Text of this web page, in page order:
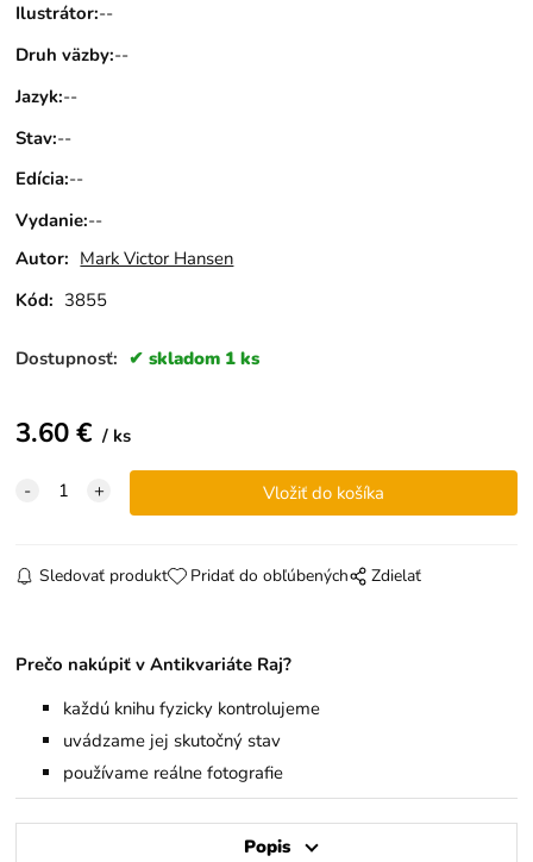
Ilustrátor:--
Druh väzby:--
Jazyk:--
Stav:--
Edícia:--
Vydanie:--
Autor: Mark Victor Hansen
Kód: 3855
Dostupnosť: skladom 1 ks
3.60€ ks
Sledovať produkt Pridať do obľúbených Zdielať
Prečo nakúpiť v Antikvariáte Raj?
každú knihu fyzicky kontrolujeme
uvádzame jej skutočný stav
používame reálne fotografie
Popis